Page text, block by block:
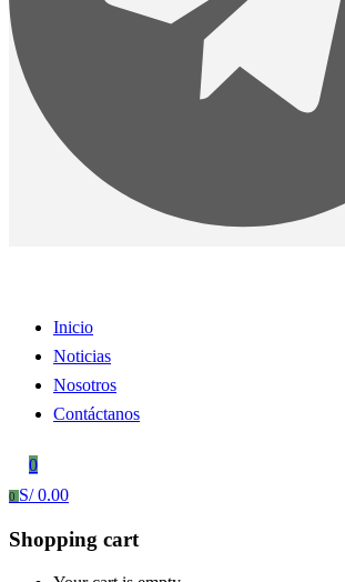
Inicio
Noticias
Nosotros
Contáctanos
0
0 S/0.00
Shopping cart